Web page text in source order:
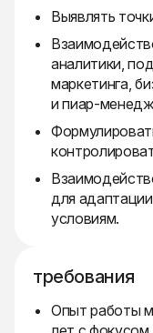
Выявлять
аналитики,
маркетинга,
и пиар-
для
условиям.
требования
Опыт работы